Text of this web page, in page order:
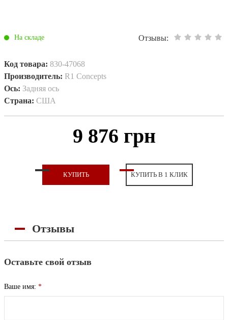
На складе Отзывы:
Код товара: 830-47068
Производитель: R1 Concepts
Ось: Задняя ось
Страна: США
9 876 грн
КУПИТЬ КУПИТЬ В 1 КЛИК
Отзывы
Оставьте свой отзыв
Ваше имя: *